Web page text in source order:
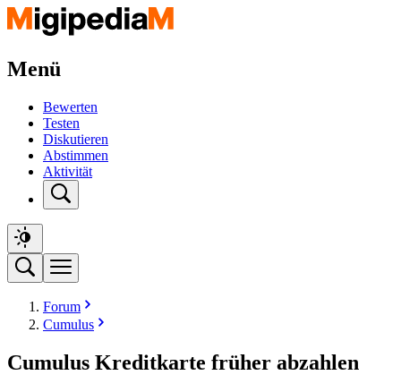
Menü
Bewerten
Testen
Diskutieren
Abstimmen
Aktivität
Forum
Cumulus
Cumulus Kreditkarte früher abzahlen